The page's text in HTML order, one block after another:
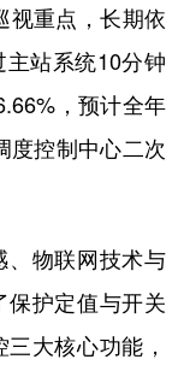
한국어
重点，长期依
站系统10分钟
，预计全年
度控制中心二次
物联网技术与
护定值与开关
大核心功能，